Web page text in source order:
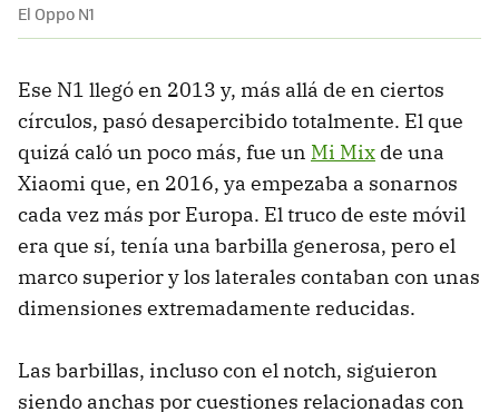
El Oppo N1
Ese N1 llegó en 2013 y, más allá de en ciertos
círculos, pasó desapercibido totalmente. El que
quizá caló un poco más, fue un Mi Mix de una
Xiaomi que, en 2016, ya empezaba a sonarnos
cada vez más por Europa. El truco de este móvil
era que sí, tenía una barbilla generosa, pero el
marco superior y los laterales contaban con unas
dimensiones extremadamente reducidas.
Las barbillas, incluso con el notch, siguieron
siendo anchas por cuestiones relacionadas con